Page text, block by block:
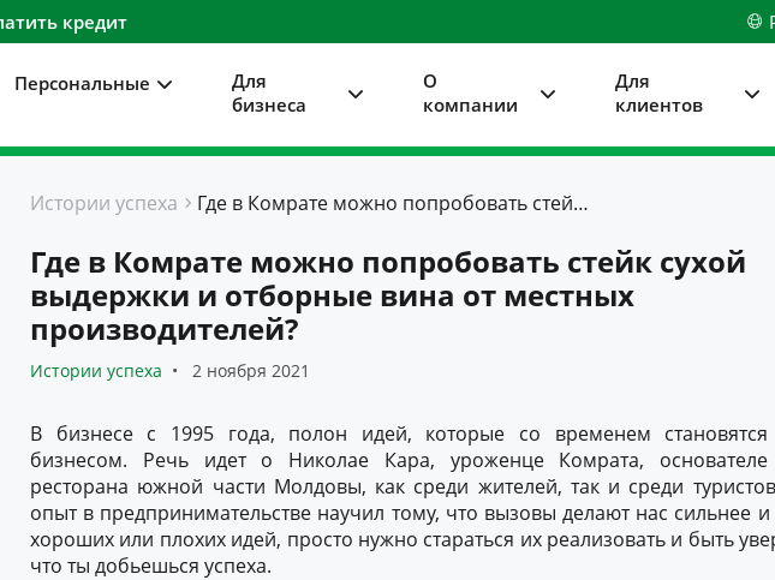
кредит
Персональные
Для
бизнеса
О
компании
Для
клиентов
Истории успеха Где в Комрате можно попробовать стейк сухой выдержки и отборные вина от местных производителей?
Где в Комрате можно попробовать стейк сухой
выдержки и отборные вина от местных
производителей?
Истории успеха 2 ноября 2021
В бизнесе с 1995 года, полон идей, которые со временем
бизнесом. Речь идет о Николае Кара, уроженце Комрата, основателе
ресторана южной части Молдовы, как среди жителей, так и среди
опыт в предпринимательстве научил тому, что вызовы делают нас сильнее и
хороших или плохих идей, просто нужно стараться их реализовать и быть
что ты добьешься успеха.